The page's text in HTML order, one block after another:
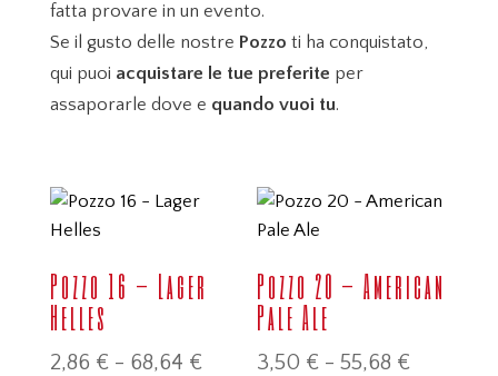
fatta provare in un evento.
Se il gusto delle nostre Pozzo ti ha conquistato,
qui puoi acquistare le tue preferite per
assaporarle dove e quando vuoi tu.
Pozzo 16 – Lager
Helles
2,86 € - 68,64 €Fascia
Pozzo 20 – American
Pale Ale
3,50 € - 55,68 €Fascia